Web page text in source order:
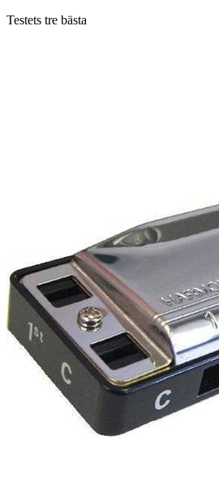
Testets tre bästa